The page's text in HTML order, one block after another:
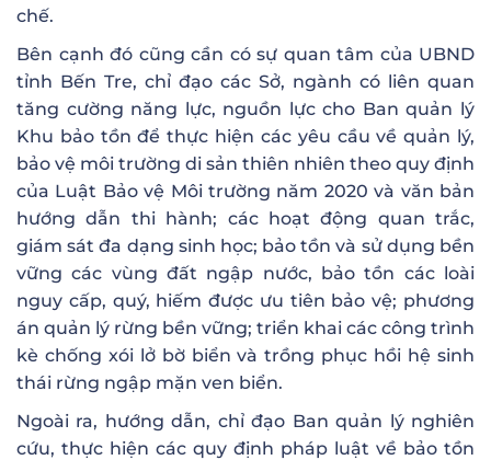
chế.
Bên cạnh đó cũng cần có sự quan tâm của UBND
tỉnh Bến Tre, chỉ đạo các Sở, ngành có liên quan
tăng cường năng lực, nguồn lực cho Ban quản lý
Khu bảo tồn để thực hiện các yêu cầu về quản lý,
bảo vệ môi trường di sản thiên nhiên theo quy định
của Luật Bảo vệ Môi trường năm 2020 và văn bản
hướng dẫn thi hành; các hoạt động quan trắc,
giám sát đa dạng sinh học; bảo tồn và sử dụng bền
vững các vùng đất ngập nước, bảo tồn các loài
nguy cấp, quý, hiếm được ưu tiên bảo vệ; phương
án quản lý rừng bền vững; triển khai các công trình
kè chống xói lở bờ biển và trồng phục hồi hệ sinh
thái rừng ngập mặn ven biển.
Ngoài ra, hướng dẫn, chỉ đạo Ban quản lý nghiên
cứu, thực hiện các quy định pháp luật về bảo tồn